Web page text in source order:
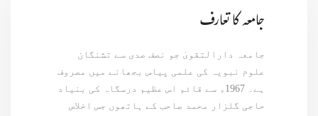
جامعہ کا تعارف
جامعہ دارالتقویٰ جو نصف صدی سے تشنگان
علوم نبویہ کی علمی پیاس بجھانے میں مصروف
ہے۔ 1967ء سے قائم اس عظیم درسگاہ کی بنیاد
حاجی گلزار محمد صاحب کے ہاتھوں جس اخلاص